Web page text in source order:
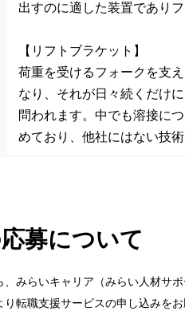
出すのに適した装置であり
【リフトブラケット】
荷重を受けるフォークを支
なり、それが日々続くだけ
問われます。中でも溶接に
めており、他社にはない技
募について
みらいキャリア（みらい人材サ
転職支援サービスの申し込みをお